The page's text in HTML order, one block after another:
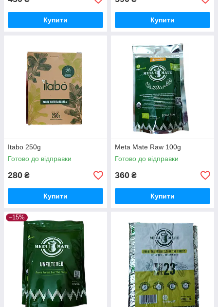
Купити Купити
Itabo 250g
Готово до відправки
280 ₴
Купити
Meta Mate Raw 100g
Готово до відправки
360 ₴
Купити
–15%